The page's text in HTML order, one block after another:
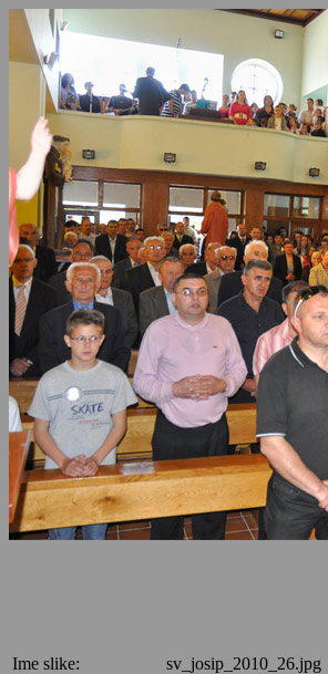
Ime slike:
sv_josip_2010_26.jpg